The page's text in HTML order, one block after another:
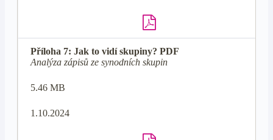
Příloha 7: Jak to vidí skupiny? PDF
Analýza zápisů ze synodních skupin
5.46 MB
1.10.2024